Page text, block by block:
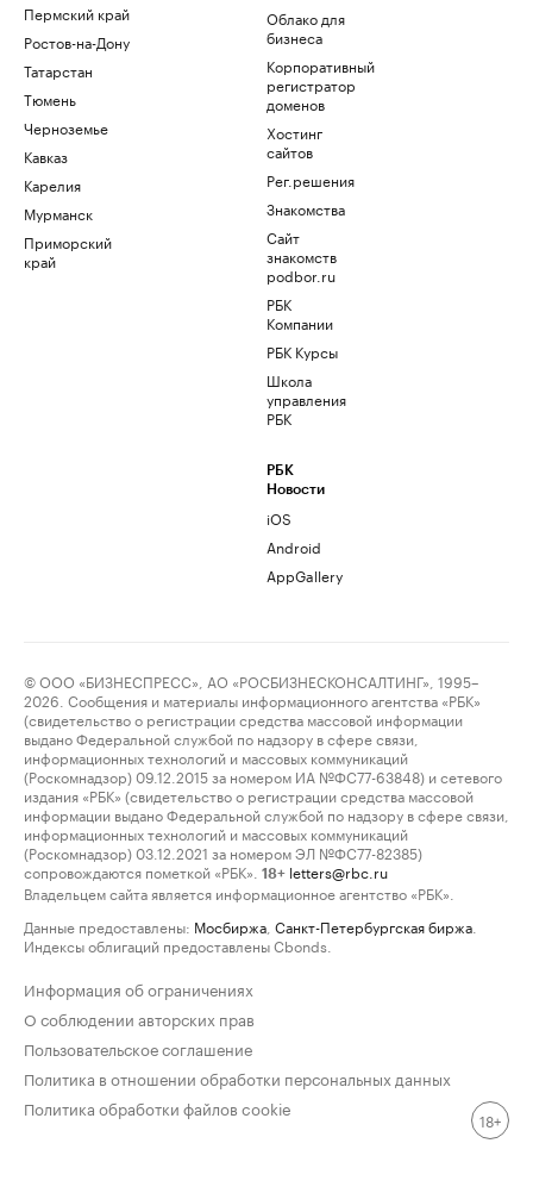
Пермский край
Ростов-на-Дону
Татарстан
Тюмень
Черноземье
Кавказ
Карелия
Мурманск
Приморский
край
Облако для
бизнеса
Корпоративный
регистратор
доменов
Хостинг
сайтов
Рег.решения
Знакомства
Сайт
знакомств
podbor.ru
РБК
Компании
РБК Курсы
Школа
управления
РБК
РБК
Новости
iOS
Android
AppGallery
© ООО «БИЗНЕСПРЕСС», АО «РОСБИЗНЕСКОНСАЛТИНГ», 1995–
2026. Сообщения и материалы информационного агентства «РБК»
(свидетельство о регистрации средства массовой информации
выдано Федеральной службой по надзору в сфере связи,
информационных технологий и массовых коммуникаций
(Роскомнадзор) 09.12.2015 за номером ИА №ФС77-63848) и сетевого
издания «РБК» (свидетельство о регистрации средства массовой
информации выдано Федеральной службой по надзору в сфере связи,
информационных технологий и массовых коммуникаций
(Роскомнадзор) 03.12.2021 за номером ЭЛ №ФС77-82385)
сопровождаются пометкой «РБК».
18+ letters@rbc.ru
Владельцем сайта является информационное агентство «РБК».
Данные предоставлены: Мосбиржа Санкт-Петербургская биржа
Индексы облигаций предоставлены Cbonds.
Информация об ограничениях
О соблюдении авторских прав
Пользовательское соглашение
Политика в отношении обработки персональных данных
Политика обработки файлов cookie
18+